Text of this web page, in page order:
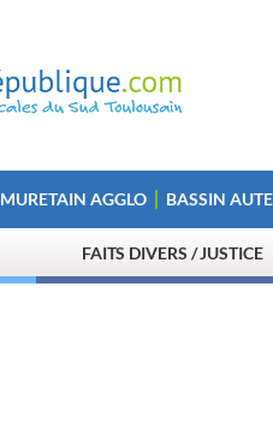
MURETAIN AGGLO BASSIN
FAITS DIVERS / JUSTICE